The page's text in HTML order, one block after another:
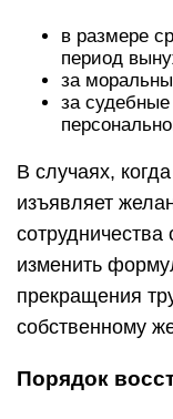
в размере
период
за
за
В случаях,
изъявляет
изменить
прекращения
собственному
Порядок